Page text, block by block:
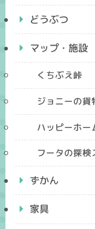
どうぶつ
マップ・施設
くちぶえ峠
ジョニーの貨
ハッピーホー
フータの探検
ずかん
家具